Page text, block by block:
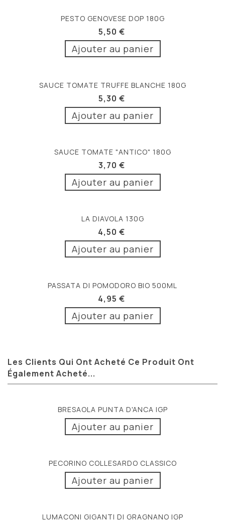
PESTO GENOVESE DOP 180G
5,50 €
Ajouter au panier
SAUCE TOMATE TRUFFE BLANCHE 180G
5,30 €
Ajouter au panier
SAUCE TOMATE "ANTICO" 180G
3,70 €
Ajouter au panier
LA DIAVOLA 130G
4,50 €
Ajouter au panier
PASSATA DI POMODORO BIO 500ML
4,95 €
Ajouter au panier
Les Clients Qui Ont Acheté Ce Produit Ont
Également Acheté...
BRESAOLA PUNTA D'ANCA IGP
Ajouter au panier
PECORINO COLLESARDO CLASSICO
Ajouter au panier
LUMACONI GIGANTI DI GRAGNANO IGP